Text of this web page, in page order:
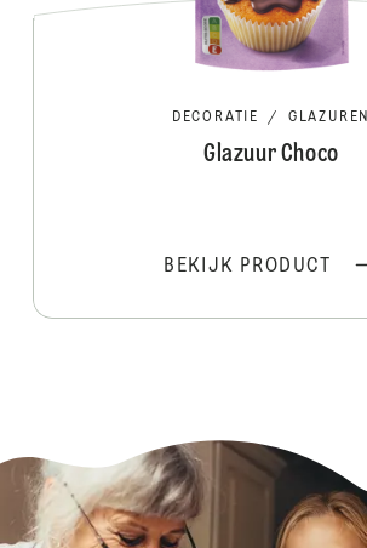
DECORATIE / GLAZUREN
Glazuur Choco
BEKIJK PRODUCT